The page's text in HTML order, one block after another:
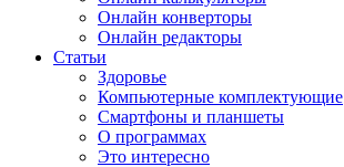
Онлайн конверторы
Онлайн редакторы
Статьи
Здоровье
Компьютерные комплектующие
Смартфоны и планшеты
О программах
Это интересно